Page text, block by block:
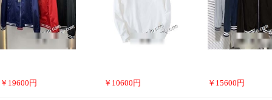
￥ 19600 円 ￥ 10600 円 ￥ 15600 円